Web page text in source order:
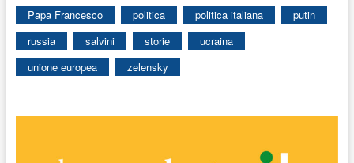
Papa Francesco
politica politica italiana
putin
russia
salvini storie
ucraina
unione europea
zelensky